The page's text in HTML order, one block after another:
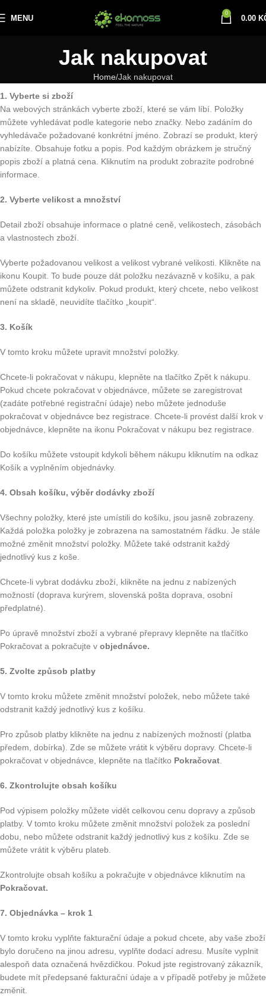
MENU
0
0.00
Jak nakupovat
Home Jak nakupovat
1. Vyberte si zboží
Na webových stránkách vyberte zboží, které se vám líbí. Položky
můžete vyhledávat podle kategorie nebo značky. Nebo zadáním do
vyhledávače požadované konkrétní jméno. Zobrazí se produkt, který
nabízíte. Obsahuje fotku a popis. Pod každým obrázkem je stručný
popis zboží a platná cena. Kliknutím na produkt zobrazíte podrobné
informace.
2. Vyberte velikost a množství
Detail zboží obsahuje informace o platné ceně, velikostech, zásobách
a vlastnostech zboží.
Vyberte požadovanou velikost a velikost vybrané velikosti. Klikněte na
ikonu Koupit. To bude pouze dát položku nezávazně v košíku, a pak
můžete odstranit kdykoliv. Pokud produkt, který chcete, nebo velikost
není na skladě, neuvidíte tlačítko „koupit“.
3. Košík
V tomto kroku můžete upravit množství položky.
Chcete-li pokračovat v nákupu, klepněte na tlačítko Zpět k nákupu.
Pokud chcete pokračovat v objednávce, můžete se zaregistrovat
(zadáte potřebné registrační údaje) nebo můžete jednoduše
pokračovat v objednávce bez registrace. Chcete-li provést další krok v
objednávce, klepněte na ikonu Pokračovat v nákupu bez registrace.
Do košíku můžete vstoupit kdykoli během nákupu kliknutím na odkaz
Košík a vyplněním objednávky.
4. Obsah košíku, výběr dodávky zboží
Všechny položky, které jste umístili do košíku, jsou jasně zobrazeny.
Každá položka položky je zobrazena na samostatném řádku. Je stále
možné změnit množství položky. Můžete také odstranit každý
jednotlivý kus z koše.
Chcete-li vybrat dodávku zboží, klikněte na jednu z nabízených
možností (doprava kurýrem, slovenská pošta doprava, osobní
předplatné).
Po úpravě množství zboží a vybrané přepravy klepněte na tlačítko
Pokračovat a pokračujte v objednávce.
5. Zvolte způsob platby
V tomto kroku můžete změnit množství položek, nebo můžete také
odstranit každý jednotlivý kus z košíku.
Pro způsob platby klikněte na jednu z nabízených možností (platba
předem, dobírka). Zde se můžete vrátit k výběru dopravy. Chcete-li
pokračovat v objednávce, klepněte na tlačítko Pokračovat
6. Zkontrolujte obsah košíku
Pod výpisem položky můžete vidět celkovou cenu dopravy a způsob
platby. V tomto kroku můžete změnit množství položek za poslední
dobu, nebo můžete odstranit každý jednotlivý kus z košíku. Zde se
můžete vrátit k výběru plateb.
Zkontrolujte obsah košíku a pokračujte v objednávce kliknutím na
Pokračovat.
7. Objednávka – krok 1
V tomto kroku vyplňte fakturační údaje a pokud chcete, aby vaše zboží
bylo doručeno na jinou adresu, vyplňte dodací adresu. Musíte vyplnit
alespoň data označená hvězdičkou. Pokud jste registrovaný zákazník,
budete mít předepsané fakturační údaje a v případě potřeby je můžete
změnit.